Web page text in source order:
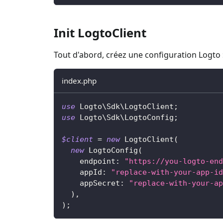
Init LogtoClient
Tout d'abord, créez une configuration Logto
index.php
use Logto\Sdk\LogtoClient ;
use Logto\Sdk\LogtoConfig ;
$client = new LogtoClient (
new LogtoConfig (
endpoint : "https://you-logto-
appId : "replace-with-your-app-
appSecret : "replace-with-your-
) ,
) ;